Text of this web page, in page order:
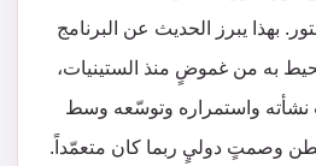
بهذا يبرز الحديث عن البرنامج
يحيط به من غموضٍ منذ الستينيات،
نشأته واستمراره وتوسّعه وسط
وصمتٍ دوليٍ ربما كان متعمّداً.